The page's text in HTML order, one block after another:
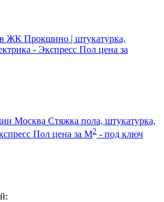
в ЖК Прокшино | штукатурка,
- Экспресс Пол цена за
Москва Стяжка пола, штукатурка,
Пол цена за М2 - под ключ